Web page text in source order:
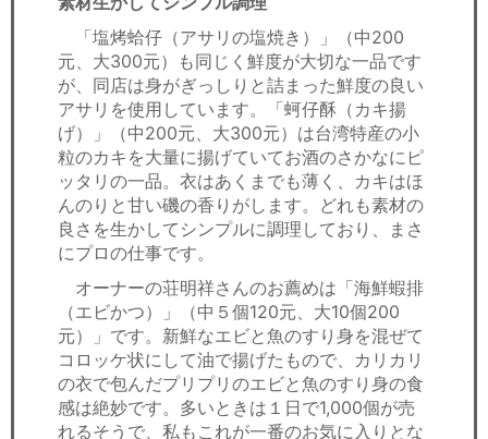
「塩烤蛤仔（アサリの塩焼き）」（中200
元、大300元）も同じく鮮度が大切な一品です
が、同店は身がぎっしりと詰まった鮮度の良い
アサリを使用しています。「蚵仔酥（カキ揚
げ）」（中200元、大300元）は台湾特産の小
粒のカキを大量に揚げていてお酒のさかなにピ
ッタリの一品。衣はあくまでも薄く、カキはほ
んのりと甘い磯の香りがします。どれも素材の
良さを生かしてシンプルに調理しており、まさ
にプロの仕事です。
オーナーの荘明祥さんのお薦めは「海鮮蝦排
（エビかつ）」（中５個120元、大10個200
元）」です。新鮮なエビと魚のすり身を混ぜて
コロッケ状にして油で揚げたもので、カリカリ
の衣で包んだプリプリのエビと魚のすり身の食
感は絶妙です。多いときは１日で1,000個が売
れるそうで、私もこれが一番のお気に入りとな